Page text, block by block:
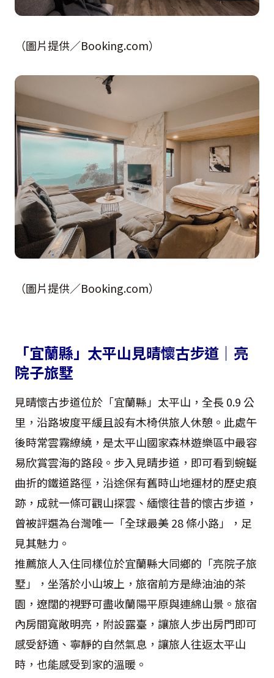
（圖片提供／Booking.com）
（圖片提供／Booking.com）
「宜蘭縣」太平山見晴懷古步道｜亮
院子旅墅
見晴懷古步道位於「宜蘭縣」太平山，全長 0.9 公
里，沿路坡度平緩且設有木椅供旅人休憩。此處午
後時常雲霧繚繞，是太平山國家森林遊樂區中最容
易欣賞雲海的路段。步入見晴步道，即可看到蜿蜒
曲折的鐵道路徑，沿途保有舊時山地運材的歷史痕
跡，成就一條可觀山探雲、緬懷往昔的懷古步道，
曾被評選為台灣唯一「全球最美 28 條小路」，足
見其魅力。
推薦旅人入住同樣位於宜蘭縣大同鄉的「亮院子旅
墅」，坐落於小山坡上，旅宿前方是綠油油的茶
園，遼闊的視野可盡收蘭陽平原與連綿山景。旅宿
內房間寬敞明亮，附設露臺，讓旅人步出房門即可
感受舒適、寧靜的自然氣息，讓旅人往返太平山
時，也能感受到家的溫暖。